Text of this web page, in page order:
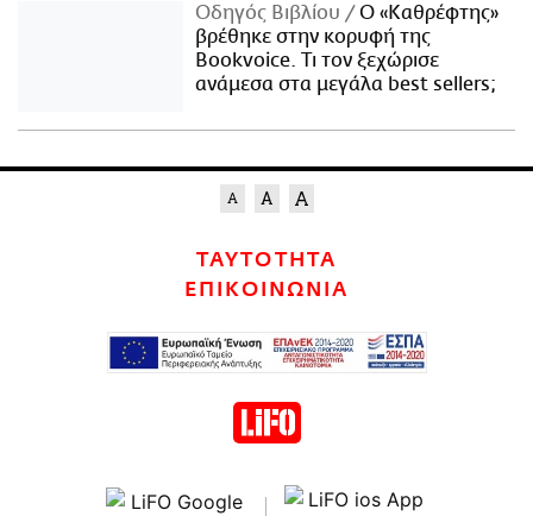
Οδηγός Βιβλίου
Ο «Καθρέφτης»
βρέθηκε στην κορυφή της
Bookvoice. Τι τον ξεχώρισε
ανάμεσα στα μεγάλα best sellers;
ΤΑΥΤΟΤΗΤΑ
ΕΠΙΚΟΙΝΩΝΙΑ